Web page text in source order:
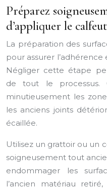
Préparez
d’appliquer le
La préparation des
pour assurer
Négliger cette étape
de tout le processus.
minutieusement les
les anciens joints
écaillée.
Utilisez un grattoir ou un
soigneusement tout
endommager les
l’ancien matériau